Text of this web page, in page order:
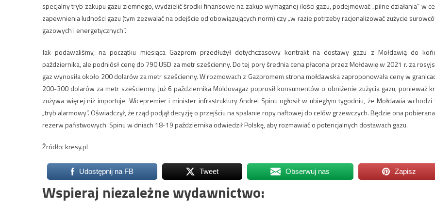
specjalny tryb zakupu gazu ziemnego, wydzielić środki finansowe na zakup wymaganej ilości gazu, podejmować „pilne działania” w
zapewnienia ludności gazu (tym zezwalać na odejście od obowiązujących norm) czy „w razie potrzeby racjonalizować zużycie
gazowych i energetycznych”.
Jak podawaliśmy, na początku miesiąca Gazprom przedłużył dotychczasowy kontrakt na dostawy gazu z Mołdawią do
października, ale podniósł cenę do 790 USD za metr sześcienny. Do tej pory średnia cena płacona przez Mołdawię w 2021 r. za
gaz wynosiła około 200 dolarów za metr sześcienny. W rozmowach z Gazpromem strona mołdawska zaproponowała ceny w
200-300 dolarów za metr sześcienny. Już 6 października Moldovagaz poprosił konsumentów o obniżenie zużycia gazu, ponieważ
zużywa więcej niż importuje. Wicepremier i minister infrastruktury Andrei Spinu ogłosił w ubiegłym tygodniu, że Mołdawia wchodzi
„tryb alarmowy”. Oświadczył, że rząd podjął decyzję o przejściu na spalanie ropy naftowej do celów grzewczych. Będzie ona
rezerw państwowych. Spinu w dniach 18-19 października odwiedził Polskę, aby rozmawiać o potencjalnych dostawach gazu.
Źródło: kresy.pl
Udostępnij na FB Tweet Obserwuj nas Zapisz
Wspieraj niezależne wydawnictwo: